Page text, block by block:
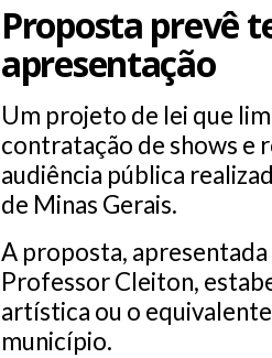
Proposta prevê
apresentação
Um projeto de lei que
contratação de shows e
audiência pública
de Minas Gerais.
A proposta,
Professor Cleiton,
artística ou o
município.